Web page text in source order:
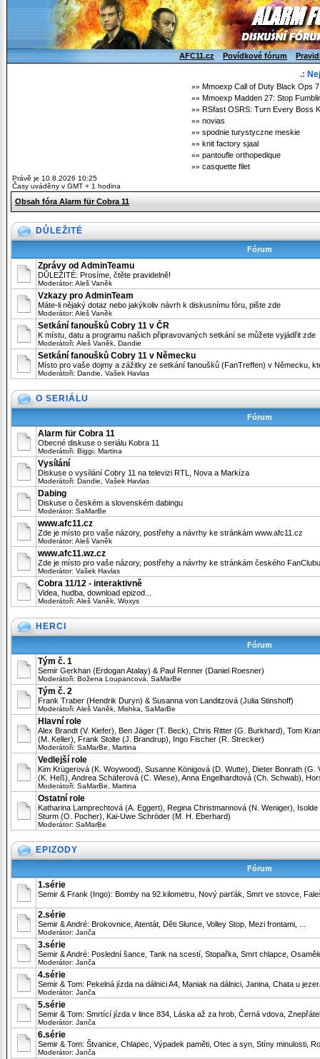
AFC11.cz Povídkové fórum
.:
»» Mmoexp Call of Duty Black Ops
»» Mmoexp Madden 27: Stop
»» RSfast OSRS: Turn Every Boss
»» novias
»» spodnie turystyczne meskie
»» knit factory sjaal
»» pantoufle orthopedique
»» casquette filet
Právě je 10.8.2026 10:25
Časy uváděny v GMT + 1 hodina
Obsah fóra Alarm für Cobra 11
DŮLEŽITÉ
Fórum
Zprávy od AdminTeamu
DŮLEŽITÉ: Prosíme, čtěte pravidelně!
Moderátor: Aleš Vaněk
Vzkazy pro AdminTeam
Máte-li nějaký dotaz nebo jakýkoliv návrh k diskusnímu fóru, pište zde
Moderátor: Aleš Vaněk
Setkání fanoušků Cobry 11 v ČR
K místu, datu a programu našich připravovaných setkání se můžete vyjádřit zde
Moderátoři: Aleš Vaněk Dandie
Setkání fanoušků Cobry 11 v Německu
Místo pro vaše dojmy a zážitky ze setkání fanoušků (FanTreffen) v Německu,
Moderátoři: Dandie Vašek Havlas
O SERIÁLU
Fórum
Alarm für Cobra 11
Obecné diskuse o seriálu Kobra 11
Moderátoři: Biggi Martina
Vysílání
Diskuse o vysílání Cobry 11 na televizi RTL, Nova a Markíza
Moderátoři: Dandie Vašek Havlas
Dabing
Diskuse o českém a slovenském dabingu
Moderátor: SaMarBe
www.afc11.cz
Zde je místo pro vaše názory, postřehy a návrhy ke stránkám www.afc11.cz
Moderátor: Aleš Vaněk
www.afc11.wz.cz
Zde je místo pro vaše názory, postřehy a návrhy ke stránkám českého FanClubu
Moderátor: Vašek Havlas
Cobra 11/12 - interaktivně
Videa, hudba, download epizod...
Moderátoři: Aleš Vaněk Woxys
HERCI
Fórum
Tým č. 1
Semir Gerkhan (Erdogan Atalay) & Paul Renner (Daniel Roesner)
Moderátoři: Božena Loupancová SaMarBe
Tým č. 2
Frank Traber (Hendrik Duryn) & Susanna von Landitzová (Julia Stinshoff)
Moderátoři: Aleš Vaněk Mishka SaMarBe
Hlavní role
Alex Brandt (V. Kiefer), Ben Jäger (T. Beck), Chris Ritter (G. Burkhard), Tom
(M. Keller), Frank Stolte (J. Brandrup), Ingo Fischer (R. Strecker)
Moderátoři: SaMarBe Martina
Vedlejší role
Kim Krügerová (K. Woywood), Susanne Königová (D. Wutte), Dieter Bonrath
(K. Heß), Andrea Schäferová (C. Wiese), Anna Engelhardtová (Ch. Schwab),
Moderátoři: SaMarBe Martina
Ostatní role
Katharina Lamprechtová (A. Eggert), Regina Christmannová (N. Weniger),
Sturm (O. Pocher), Kai-Uwe Schröder (M. H. Eberhard)
Moderátor: SaMarBe
EPIZODY
Fórum
1.série
Semir & Frank (Ingo): Bomby na 92.kilometru, Nový parťák, Smrt ve stovce,
2.série
Semir & André: Brokovnice, Atentát, Děti Slunce, Volley Stop, Mezi frontami, ...
Moderátor: Janča
3.série
Semir & André: Poslední šance, Tank na scestí, Stopařka, Smrt chlapce,
Moderátor: Janča
4.série
Semir & Tom: Pekelná jízda na dálnici A4, Maniak na dálnici, Janina, Chata u
Moderátor: Janča
5.série
Semir & Tom: Smrtící jízda v lince 834, Láska až za hrob, Černá vdova,
Moderátor: Janča
6.série
Semir & Tom: Štvanice, Chlapec, Výpadek paměti, Otec a syn, Stíny minulosti,
Moderátor: Janča